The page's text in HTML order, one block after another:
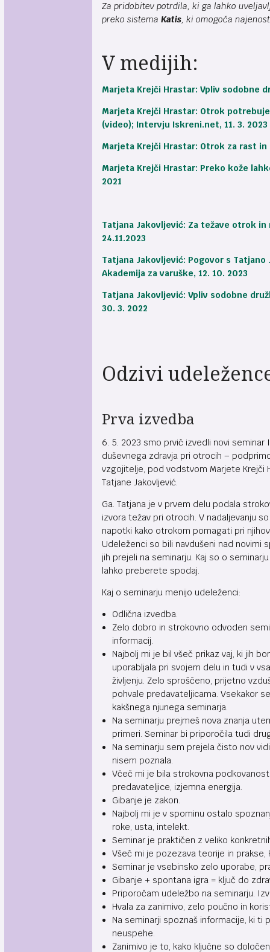
Za pridobitev potrdila, ki ga lahko
preko sistema Katis, ki omogoča
V medijih:
Marjeta Krejči Hrastar: Vpliv sodobne
Marjeta Krejči Hrastar: Otrok
(video); Intervju Iskreni.net, 11. 3. 2023
Marjeta Krejči Hrastar: Otrok za rast
Marjeta Krejči Hrastar: Preko kože
2021
Tatjana Jakovljević: Za težave otrok
24.11.2023
Tatjana Jakovljević: Pogovor s
Akademija za varuške, 12. 10. 2023
Tatjana Jakovljević: Vpliv sodobne
30. 3. 2022
Odzivi
Prva izvedba
6. 5. 2023 smo prvič izvedli novi seminar
duševnega zdravja pri otrocih –
vzgojitelje, pod vodstvom Marjete Krejči
Tatjane Jakovljević.
Ga. Tatjana je v prvem delu podala
izvora težav pri otrocih. V nadaljevanju
napotki kako otrokom pomagati pri
Udeleženci so bili navdušeni nad novimi
jih prejeli na seminarju. Kaj so o
lahko preberete spodaj.
Kaj o seminarju menijo udeleženci:
Odlična izvedba.
Zelo dobro in strokovno odvoden
informacij.
Najbolj mi je bil všeč prikaz vaj, ki jih
uporabljala pri svojem delu in tudi v
življenju. Zelo sproščeno, prijetno
pohvale predavateljicama. Vsekakor
kakšnega njunega seminarja.
Na seminarju prejmeš nova znanja
primeri. Seminar bi priporočila tudi
Na seminarju sem prejela čisto nov
nisem poznala.
Včeč mi je bila strokovna
predavateljice, izjemna energija.
Gibanje je zakon.
Najbolj mi je v spominu ostalo
roke, usta, intelekt.
Seminar je praktičen z veliko
Všeč mi je pozezava teorije in
Seminar je vsebinsko zelo uporabe,
Gibanje + spontana igra = ključ do
Priporočam udeležbo na seminarju.
Hvala za zanimivo, zelo poučno in
Na seminarji spoznaš informacije, ki
neuspehe.
Zanimivo je to, kako ključne so